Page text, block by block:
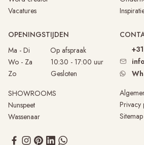
Vacatures
OPENINGSTIJDEN
Ma - Di Op afspraak
Wo - Za 10:30 - 17:00 uur
Zo Gesloten
SHOWROOMS
Nunspeet
Wassenaar
Privacy
Sitemap